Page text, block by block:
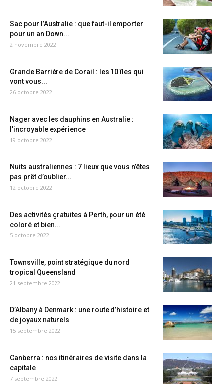
Sac pour l’Australie : que faut-il emporter
pour un an Down...
2 novembre 2022
Grande Barrière de Corail : les 10 îles qui
vont vous...
26 octobre 2022
Nager avec les dauphins en Australie :
l’incroyable expérience
19 octobre 2022
Nuits australiennes : 7 lieux que vous n’êtes
pas prêt d’oublier...
12 octobre 2022
Des activités gratuites à Perth, pour un été
coloré et bien...
5 octobre 2022
Townsville, point stratégique du nord
tropical Queensland
21 septembre 2022
D’Albany à Denmark : une route d’histoire et
de joyaux naturels
15 septembre 2022
Canberra : nos itinéraires de visite dans la
capitale
7 septembre 2022